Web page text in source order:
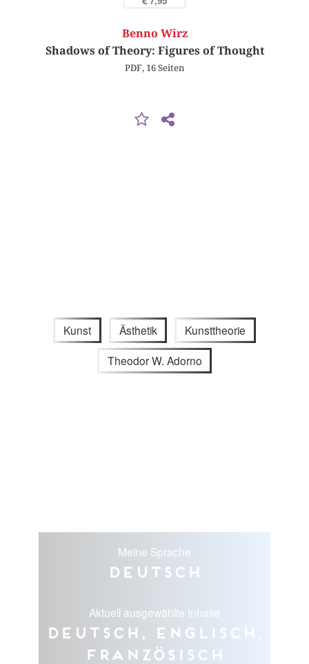
Benno Wirz
Shadows of Theory: Figures of Thought
PDF, 16 Seiten
Kunst Ästhetik Kunsttheorie
Theodor W. Adorno
Meine Sprache
Deutsch
Aktuell ausgewählte Inhalte
Deutsch, Englisch,
Französisch